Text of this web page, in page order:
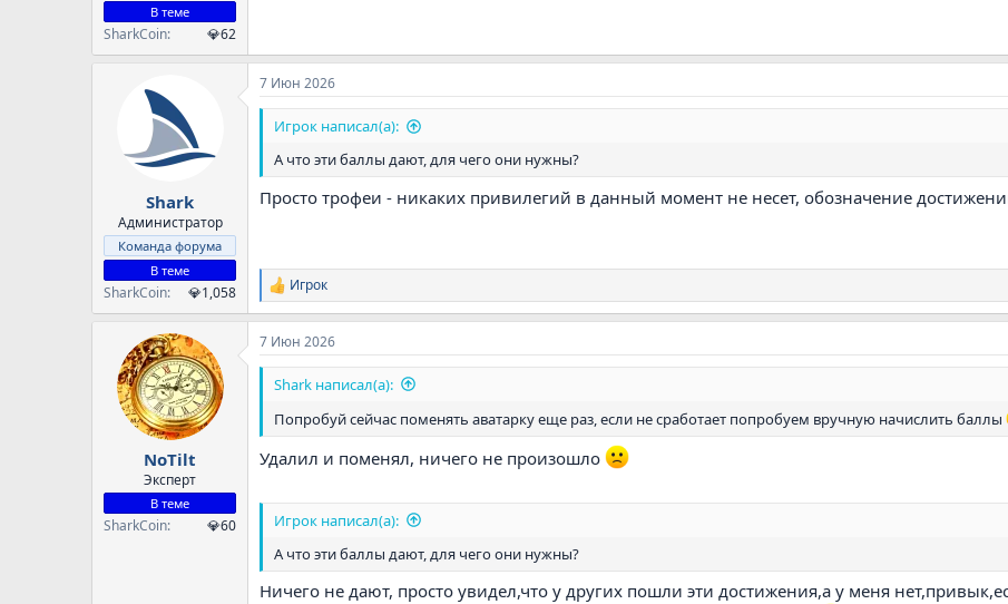
В теме
SharkCoin 💎62
Shark
Администратор
Команда форума
В теме
SharkCoin 💎1,058
7 Июн 2026
Игрок написал(а):
А что эти баллы дают, для чего они нужны?
Просто трофеи - никаких привилегий в данный момент не несет, обозначение
Р
е
а
к
ц
и
Игрок
NoTilt
Эксперт
В теме
SharkCoin 💎60
7 Июн 2026
Shark написал(а):
Попробуй сейчас поменять аватарку еще раз, если не сработает попробуем вручную начислить баллы
Удалил и поменял, ничего не произошло
Игрок написал(а):
А что эти баллы дают, для чего они нужны?
Ничего не дают, просто увидел,что у других пошли эти достижения,а у меня